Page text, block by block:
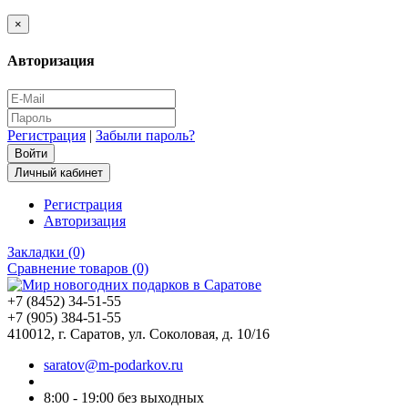
×
Авторизация
Регистрация | Забыли пароль?
Личный кабинет
Регистрация
Авторизация
Закладки (0)
Сравнение товаров (0)
+7 (8452) 34-51-55
+7 (905) 384-51-55
410012, г. Саратов, ул. Соколовая, д. 10/16
saratov@m-podarkov.ru
8:00 - 19:00 без выходных